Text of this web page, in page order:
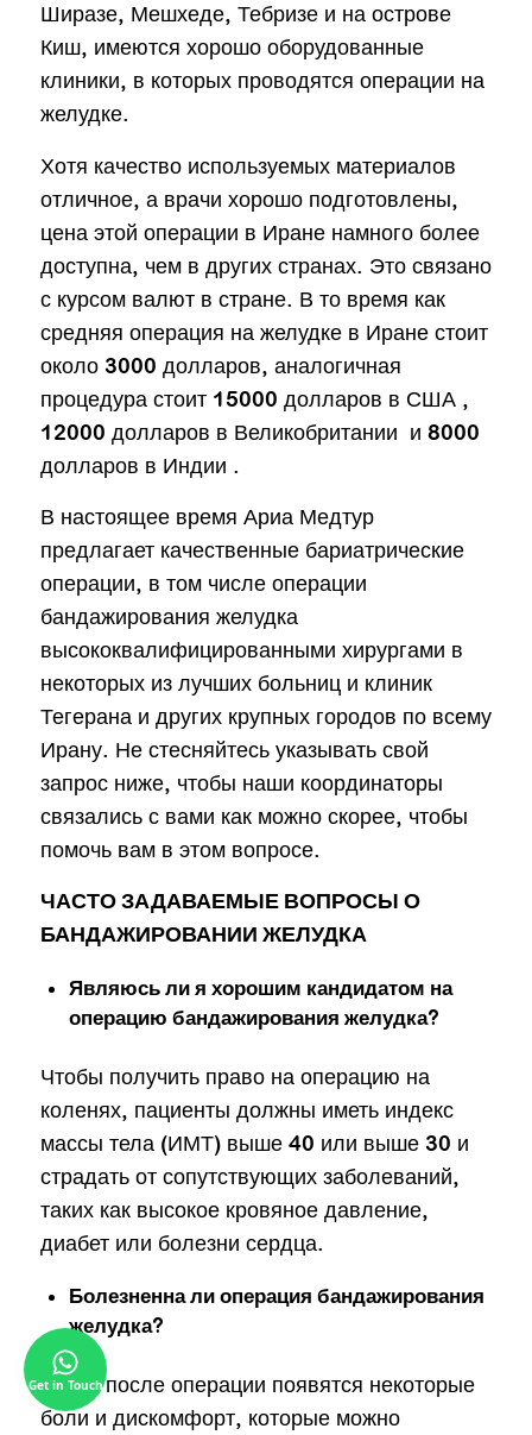
Ширазе, Мешхеде, Тебризе и на острове
Киш, имеются хорошо оборудованные
клиники, в которых проводятся операции на
желудке.
Хотя качество используемых материалов
отличное, а врачи хорошо подготовлены,
цена этой операции в Иране намного более
доступна, чем в других странах. Это связано
с курсом валют в стране. В то время как
средняя операция на желудке в Иране стоит
около 3000 долларов, аналогичная
процедура стоит 15000 долларов в США ,
12000 долларов в Великобритании и 8000
долларов в Индии .
В настоящее время Ариа Медтур
предлагает качественные бариатрические
операции, в том числе операции
бандажирования желудка
высококвалифицированными хирургами в
некоторых из лучших больниц и клиник
Тегерана и других крупных городов по всему
Ирану. Не стесняйтесь указывать свой
запрос ниже, чтобы наши координаторы
связались с вами как можно скорее, чтобы
помочь вам в этом вопросе.
ЧАСТО ЗАДАВАЕМЫЕ ВОПРОСЫ О
БАНДАЖИРОВАНИИ ЖЕЛУДКА
Являюсь ли я хорошим кандидатом на
операцию бандажирования желудка?
Чтобы получить право на операцию на
коленях, пациенты должны иметь индекс
массы тела (ИМТ) выше 40 или выше 30 и
страдать от сопутствующих заболеваний,
таких как высокое кровяное давление,
диабет или болезни сердца.
Болезненна ли операция бандажирования
желудка?
Сразу после операции появятся некоторые
боли и дискомфорт, которые можно
Get in Touch